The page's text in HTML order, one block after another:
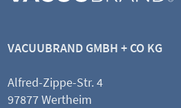
VACUUBRAND GMBH + CO KG
Alfred-Zippe-Str. 4
97877 Wertheim